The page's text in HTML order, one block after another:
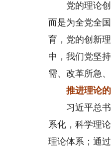
党的理论创
而是为全党全
育，党的创新
中，我们党坚
需、改革所急
推进理论
习近平总书
系化，科学理
理论体系；通